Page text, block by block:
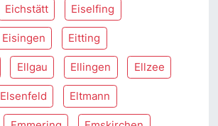
Eichstätt Eiselfing
Eisingen Eitting
Ellgau Ellingen Ellzee
Elsenfeld Eltmann